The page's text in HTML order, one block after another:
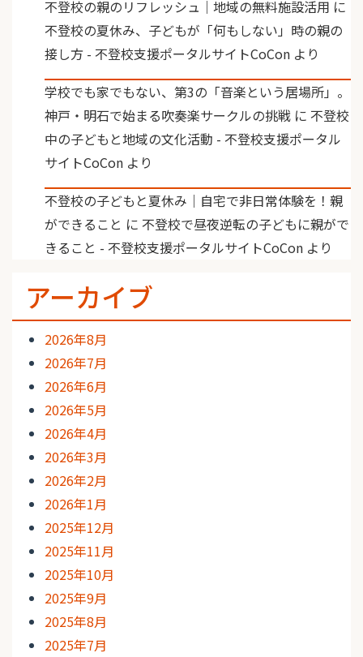
不登校の親のリフレッシュ｜地域の無料施設活用 に
不登校の夏休み、子どもが「何もしない」時の親の
接し方 - 不登校支援ポータルサイトCoCon より
学校でも家でもない、第3の「音楽という居場所」。
神戸・明石で始まる吹奏楽サークルの挑戦 に 不登校
中の子どもと地域の文化活動 - 不登校支援ポータル
サイトCoCon より
不登校の子どもと夏休み｜自宅で非日常体験を！親
ができること に 不登校で昼夜逆転の子どもに親がで
きること - 不登校支援ポータルサイトCoCon より
アーカイブ
2026年8月
2026年7月
2026年6月
2026年5月
2026年4月
2026年3月
2026年2月
2026年1月
2025年12月
2025年11月
2025年10月
2025年9月
2025年8月
2025年7月